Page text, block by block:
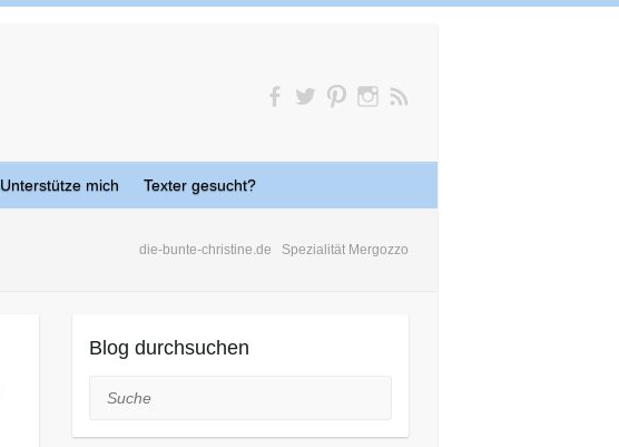
Unterstütze mich Texter gesucht?
die-bunte-christine.de Spezialität Mergozzo
Blog durchsuchen
Suche